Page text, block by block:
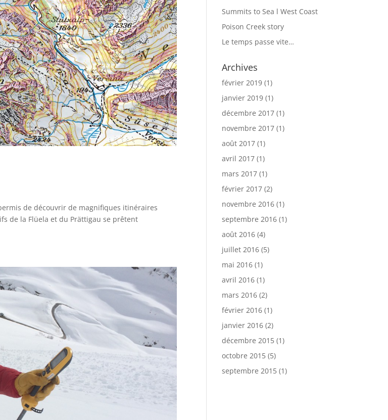
de découvrir de magnifiques itinéraires
de la Flüela et du Prättigau se prêtent
Summits to Sea l West Coast
Poison Creek story
Le temps passe vite…
Archives
février 2019 (1)
janvier 2019 (1)
décembre 2017 (1)
novembre 2017 (1)
août 2017 (1)
avril 2017 (1)
mars 2017 (1)
février 2017 (2)
novembre 2016 (1)
septembre 2016 (1)
août 2016 (4)
juillet 2016 (5)
mai 2016 (1)
avril 2016 (1)
mars 2016 (2)
février 2016 (1)
janvier 2016 (2)
décembre 2015 (1)
octobre 2015 (5)
septembre 2015 (1)